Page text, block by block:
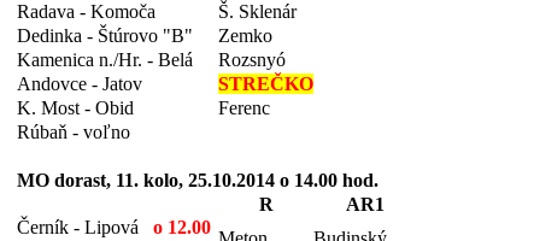
Radava - Komoča
Š. Sklenár
Dedinka - Štúrovo "B"
Zemko
Kamenica n./Hr. - Belá
Rozsnyó
Andovce - Jatov
STREČKO
K. Most - Obid
Ferenc
Rúbaň - voľno
MO dorast, 11. kolo, 25.10.2014 o 14.00 hod.
R
AR1
Černík - Lipová o 12.00